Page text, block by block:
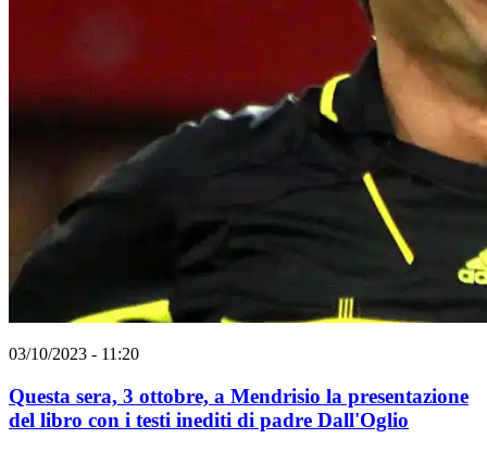
03/10/2023 - 11:20
Questa sera, 3 ottobre, a Mendrisio la presentazione
del libro con i testi inediti di padre Dall'Oglio